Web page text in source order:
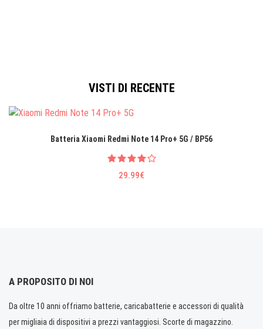
VISTI DI RECENTE
Batteria Xiaomi Redmi Note 14 Pro+ 5G / BP56
29.99€
A PROPOSITO DI NOI
Da oltre 10 anni offriamo batterie, caricabatterie e accessori di qualità
per migliaia di dispositivi a prezzi vantaggiosi. Scorte di magazzino.